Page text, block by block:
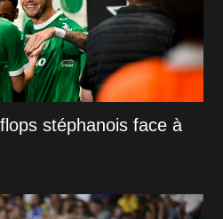
stéphanois face à